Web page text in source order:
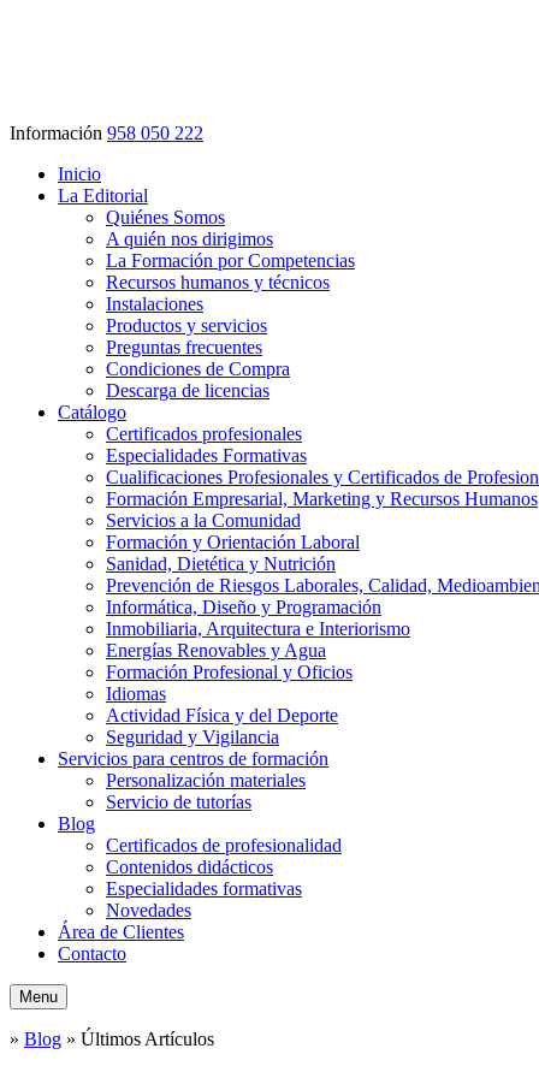
Información 958 050 222
Inicio
La Editorial
Quiénes Somos
A quién nos dirigimos
La Formación por Competencias
Recursos humanos y técnicos
Instalaciones
Productos y servicios
Preguntas frecuentes
Condiciones de Compra
Descarga de licencias
Catálogo
Certificados profesionales
Especialidades Formativas
Cualificaciones Profesionales y Certificados de
Formación Empresarial, Marketing y Recursos Humanos
Servicios a la Comunidad
Formación y Orientación Laboral
Sanidad, Dietética y Nutrición
Prevención de Riesgos Laborales, Calidad,
Informática, Diseño y Programación
Inmobiliaria, Arquitectura e Interiorismo
Energías Renovables y Agua
Formación Profesional y Oficios
Idiomas
Actividad Física y del Deporte
Seguridad y Vigilancia
Servicios para centros de formación
Personalización materiales
Servicio de tutorías
Blog
Certificados de profesionalidad
Contenidos didácticos
Especialidades formativas
Novedades
Área de Clientes
Contacto
Menu
» Blog » Últimos Artículos